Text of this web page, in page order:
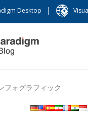
Desktop |
フォグラフィック